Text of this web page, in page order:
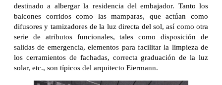
destinado a albergar la residencia del embajador. Tanto los
balcones corridos como las mamparas, que actúan como
difusores y tamizadores de la luz directa del sol, así como otra
serie de atributos funcionales, tales como disposición de
salidas de emergencia, elementos para facilitar la limpieza de
los cerramientos de fachadas, correcta graduación de la luz
solar, etc., son típicos del arquitecto Eiermann.